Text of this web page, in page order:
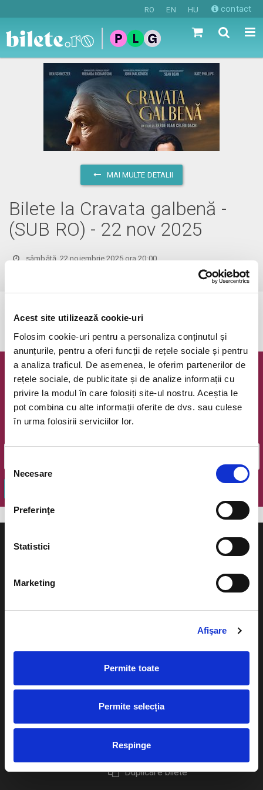
Acest site utilizează cookie-uri
Folosim cookie-uri pentru a personaliza conținutul și
anunțurile, pentru a oferi funcții de rețele sociale și pentru
a analiza traficul. De asemenea, le oferim partenerilor de
rețele sociale, de publicitate și de analize informații cu
privire la modul în care folosiți site-ul nostru. Aceștia le
pot combina cu alte informații oferite de dvs. sau culese
în urma folosirii serviciilor lor.
consimțământului
Necesare
Preferinţe
Statistici
Marketing
Afişare
Permite toate
Permite selecția
Respinge
RO EN HU contact
MAI MULTE DETALII
Bilete la Cravata galbenă -
(SUB RO) - 22 nov 2025
sâmbătă, 22 noiembrie 2025 ora 20:00
Evenimentul a expirat.
Newsletter @ Bilete.ro
Oferte exclusive si o editie saptamanala cu cele mai noi
evenimente.
Cum comand bilete?
Plata online sau cash
eBilet printat acasa
Livrare prin curier
Returnare bilete
Duplicare bilete
Evenimente
festivaluri
Pentru copii